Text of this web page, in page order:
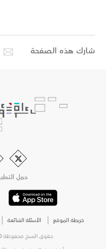
شارك هذه الصفحة
حمل
خريطة الموقع الأسئلة الشائعة
حقوق النسخ محفوظة ©